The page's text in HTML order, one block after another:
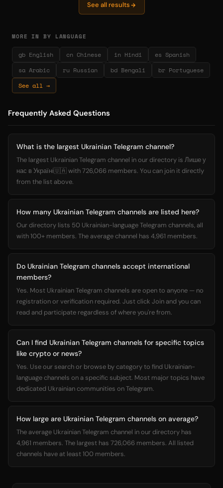
See all results
MORE IN BY LANGUAGE
gb English cn Chinese in Hindi
es Spanish
sa Arabic
ru Russian bd Bengali
br Portuguese
See all →
Frequently Asked Questions
What is the largest Ukrainian Telegram channel?
The largest Ukrainian Telegram channel in our directory is Лише у
нас в Україні🇺🇦 with 726,066 members. You can join it directly
from the list above.
How many Ukrainian Telegram channels are listed here?
Our directory lists 50 Ukrainian-language Telegram channels, all
with 100+ members. The average channel has 4,961 members.
Do Ukrainian Telegram channels accept international
members?
Yes. Most Ukrainian Telegram channels are open to anyone — no
registration or verification required. Just click Join and you can
read and participate regardless of where you're from.
Can I find Ukrainian Telegram channels for specific topics
like crypto or news?
Yes. Use our search or browse by category to find Ukrainian-
language channels on a specific subject. Most major topics have
dedicated Ukrainian communities on Telegram.
How large are Ukrainian Telegram channels on average?
The average Ukrainian Telegram channel in our directory has
4,961 members. The largest has 726,066 members. All listed
channels have at least 100 members.